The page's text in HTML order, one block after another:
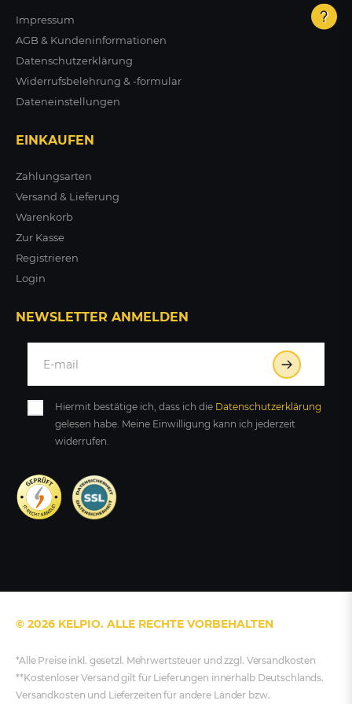
Impressum
AGB & Kundeninformationen
Datenschutzerklärung
Widerrufsbelehrung & -formular
Dateneinstellungen
EINKAUFEN
Zahlungsarten
Versand & Lieferung
Warenkorb
Zur Kasse
Registrieren
Login
NEWSLETTER ANMELDEN
Hiermit bestätige ich, dass ich die Daten­schutz­erklärung
gelesen habe. Meine Einwilligung kann ich jederzeit
widerrufen.
© 2026 KELPIO. ALLE RECHTE VORBEHALTEN
*Alle Preise inkl. gesetzl. Mehrwertsteuer und zzgl. Versandkosten
**Kostenloser Versand gilt für Lieferungen innerhalb Deutschlands.
Versandkosten und Lieferzeiten für andere Länder bzw.